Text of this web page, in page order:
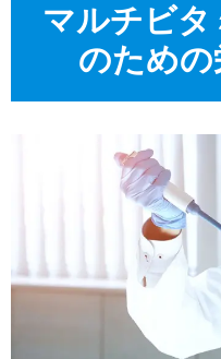
マルチビ
のための